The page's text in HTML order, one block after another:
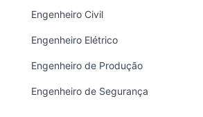
Engenheiro Civil
Engenheiro Elétrico
Engenheiro de Produção
Engenheiro de Segurança